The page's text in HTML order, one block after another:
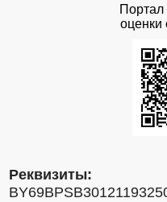
Портал
оценки
Реквизиты: